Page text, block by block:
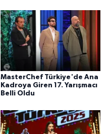
MasterChef Türkiye'de Ana
Kadroya Giren 17. Yarışmacı
Belli Oldu